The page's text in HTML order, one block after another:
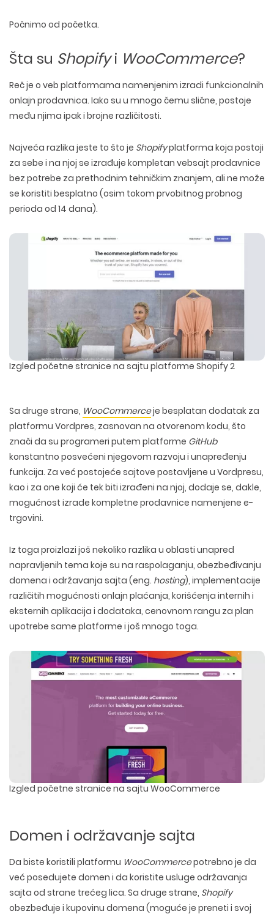
Počnimo od početka.
Šta su Shopifyi WooCommerce?
Reč je o veb platformama namenjenim izradi funkcionalnih
onlajn prodavnica. Iako su u mnogo čemu slične, postoje
među njima ipak i brojne različitosti.
Najveća razlika jeste to što je Shopifyplatforma koja postoji
za sebe i na njoj se izrađuje kompletan vebsajt prodavnice
bez potrebe za prethodnim tehničkim znanjem, ali ne može
se koristiti besplatno (osim tokom prvobitnog probnog
perioda od 14 dana).
Izgled početne stranice na sajtu platforme Shopify 2
Sa druge strane, WooCommerceje besplatan dodatak za
platformu Vordpres, zasnovan na otvorenom kodu, što
znači da su programeri putem platforme GitHub
konstantno posvećeni njegovom razvoju i unapređenju
funkcija. Za već postojeće sajtove postavljene u Vordpresu,
kao i za one koji će tek biti izrađeni na njoj, dodaje se, dakle,
mogućnost izrade kompletne prodavnice namenjene e-
trgovini.
Iz toga proizlazi još nekoliko razlika u oblasti unapred
napravljenih tema koje su na raspolaganju, obezbeđivanju
domena i održavanja sajta (eng. hosting), implementacije
različitih mogućnosti onlajn plaćanja, korišćenja internih i
eksternih aplikacija i dodataka, cenovnom rangu za plan
upotrebe same platforme i još mnogo toga.
Izgled početne stranice na sajtu WooCommerce
Domen i održavanje sajta
Da biste koristili platformu WooCommercepotrebno je da
već posedujete domen i da koristite usluge održavanja
sajta od strane trećeg lica. Sa druge strane, Shopify
obezbeđuje i kupovinu domena (moguće je preneti i svoj